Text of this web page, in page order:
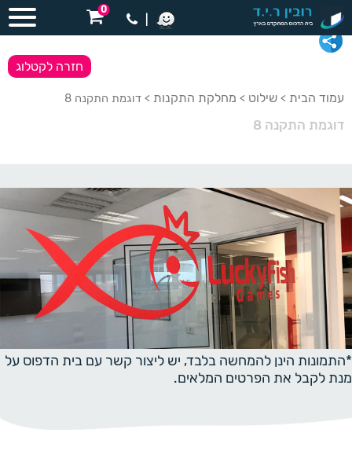
0
עמוד הבית > שילוט > מחלקת התקנות > דוגמת התקנה 8
דוגמת התקנה 8
חזרה לקטלוג
*התמונות הינן להמחשה בלבד, יש ליצור קשר עם בית הדפוס על
מנת לקבל את הפרטים המלאים.